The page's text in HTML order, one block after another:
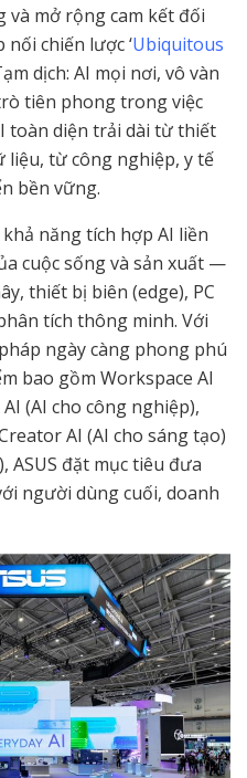
mở rộng cam kết đối
chiến lược ‘Ubiquitous
dịch: AI mọi nơi, vô vàn
tiên phong trong việc
toàn diện trải dài từ thiết
liệu, từ công nghiệp, y tế
bền vững.
năng tích hợp AI liền
cuộc sống và sản xuất —
thiết bị biên (edge), PC
tích thông minh. Với
ngày càng phong phú
bao gồm Workspace AI
(AI cho công nghiệp),
AI (AI cho sáng tạo)
ASUS đặt mục tiêu đưa
người dùng cuối, doanh